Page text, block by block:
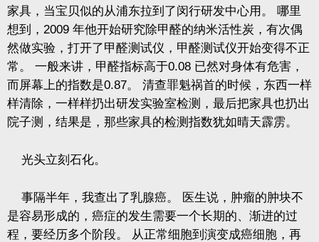
家具，当宝贝似的从浦东拉到了闵行研发中心用。
哪里
想到， 2009 年他开始研究除甲醛的纳米活性炭，有次偶
然做实验，打开了甲醛测试仪，甲醛测试仪开始变得不正
常。
一般来讲，甲醛指标高于0.08 已然对身体有危害，
而屏幕上的指数是0.87。
清查罪魁祸首的时候，东西一样
样清除，一样样扔出研发实验室检测，最后把家具也扔出
院子测，结果是，那些家具的检测指数犹如晴天霹雳。
光头立刻石化。
事隔半年，我查出了乳腺癌。
医生说，肿瘤的肿块不
是容易形成的，癌症的发生需要一个长期的、渐进的过
程，要经历多个阶段。
从正常细胞到演变成癌细胞，再